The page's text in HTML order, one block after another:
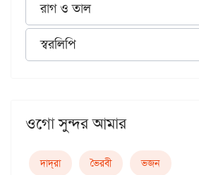
রাগ ও তাল
স্বরলিপি
ওগো সুন্দর আমার
দাদ্‌রা ভৈরবী ভজন